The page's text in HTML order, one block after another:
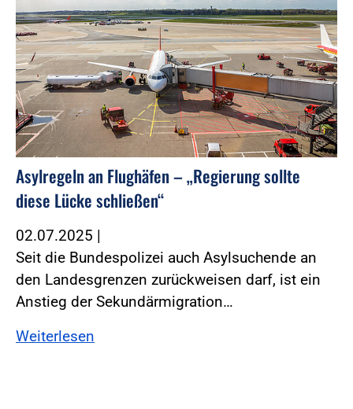
Asylregeln an Flughäfen – „Regierung sollte
diese Lücke schließen“
02.07.2025 |
Seit die Bundespolizei auch Asylsuchende an
den Landesgrenzen zurückweisen darf, ist ein
Anstieg der Sekundärmigration…
Weiterlesen